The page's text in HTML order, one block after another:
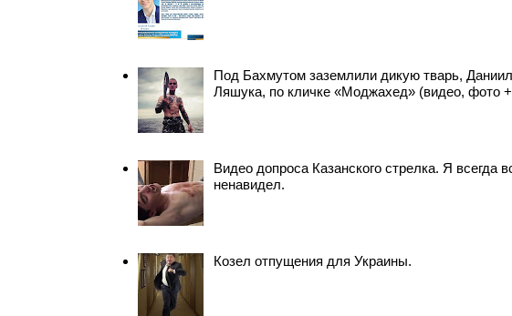
Под Бахмутом заземлили дикую тварь,
Ляшука, по кличке «Моджахед» (видео, фото
Видео допроса Казанского стрелка. Я всегда
ненавидел.
Козел отпущения для Украины.